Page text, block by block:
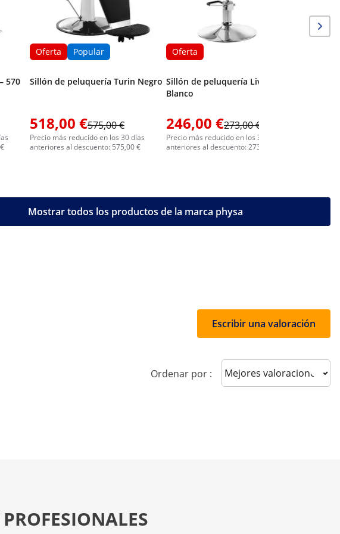
570
Oferta Popular
Sillón de peluquería Turin Negro
518,00 €575,00 €
Precio más reducido en los 30 días
anteriores al descuento: 575,00 €
Oferta
Sillón de peluquería Livorno
Blanco
246,00 €273,00 €
Precio más reducido en los 30 días
anteriores al descuento: 273,00 €
Mostrar todos los productos de la marca physa
Escribir una valoración
Ordenar por : Sort reviews